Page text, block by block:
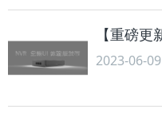
【重磅
2023-06-09